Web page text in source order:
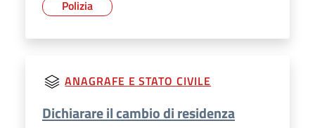
Polizia
ANAGRAFE E STATO CIVILE
Dichiarare il cambio di residenza